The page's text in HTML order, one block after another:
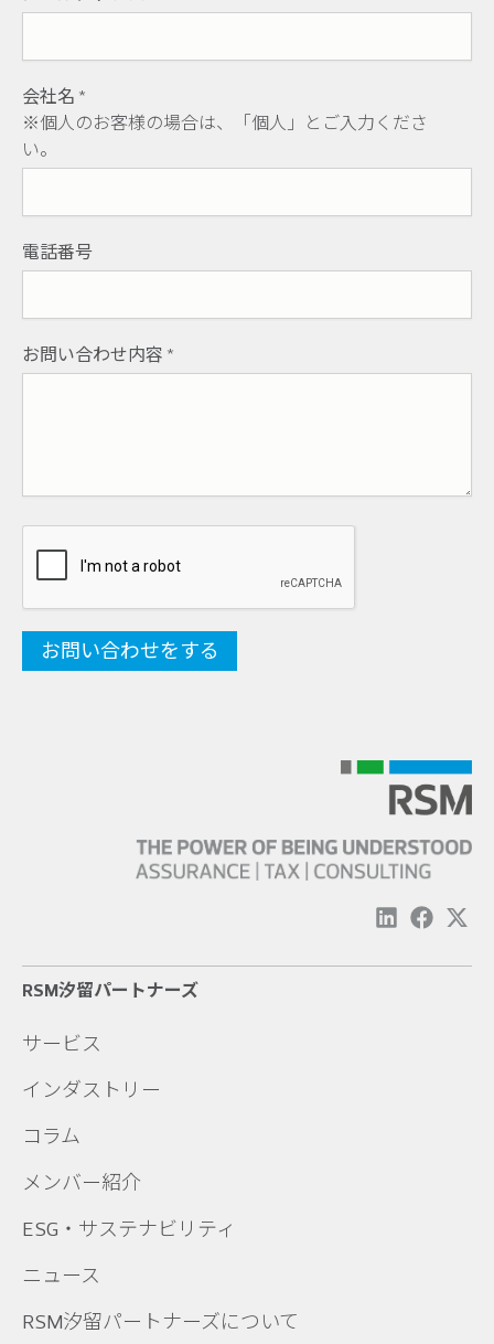
会社名 *
※個人のお客様の場合は、「個人」とご入力くださ
い。
電話番号
お問い合わせ内容 *
RSM汐留パートナーズ
サービス
インダストリー
コラム
メンバー紹介
ESG・サステナビリティ
ニュース
RSM汐留パートナーズについて